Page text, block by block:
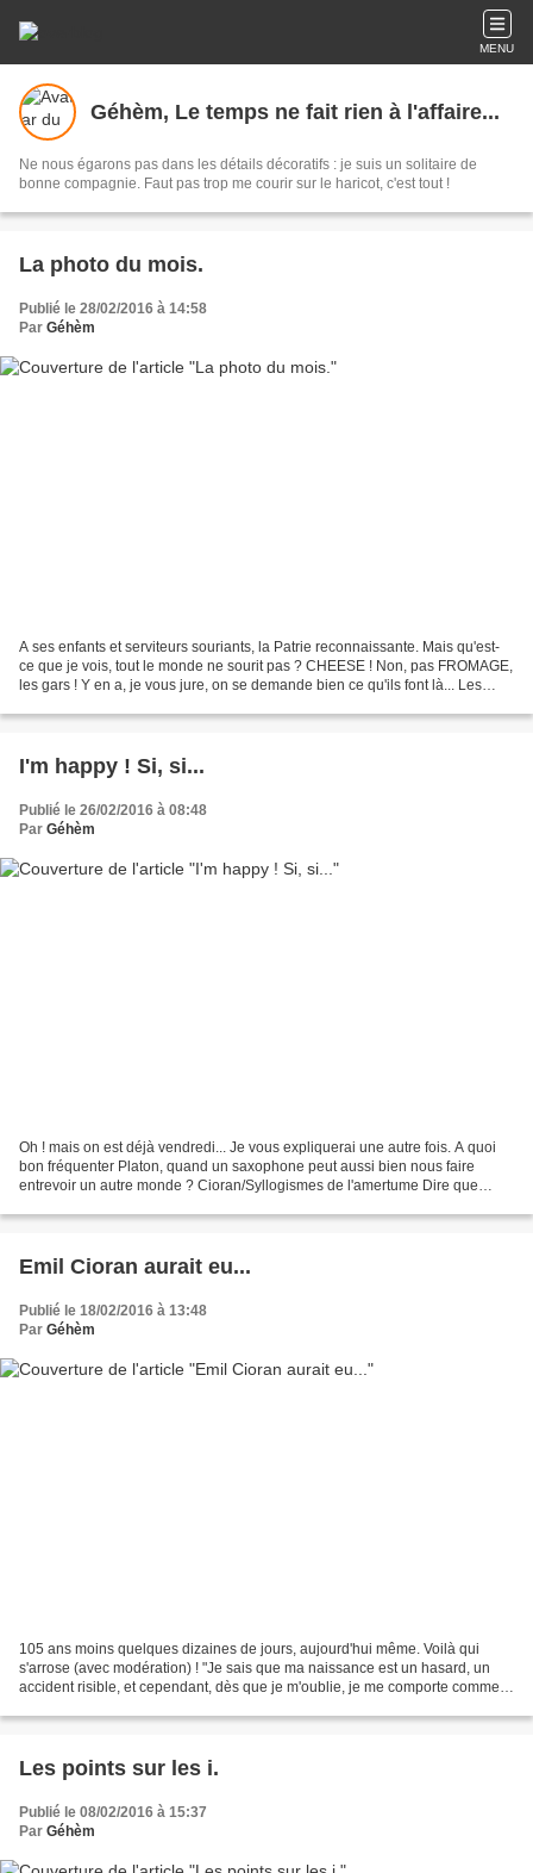
MENU
Géhèm, Le temps ne fait rien à l'affaire...
Ne nous égarons pas dans les détails décoratifs : je suis un solitaire de
bonne compagnie. Faut pas trop me courir sur le haricot, c'est tout !
La photo du mois.
Publié le 28/02/2016 à 14:58
Par Géhèm
A ses enfants et serviteurs souriants, la Patrie reconnaissante. Mais qu'est-
ce que je vois, tout le monde ne sourit pas ? CHEESE ! Non, pas FROMAGE,
les gars ! Y en a, je vous jure, on se demande bien ce qu'ils font là... Les
I'm happy ! Si, si...
Publié le 26/02/2016 à 08:48
Par Géhèm
Oh ! mais on est déjà vendredi... Je vous expliquerai une autre fois. A quoi
bon fréquenter Platon, quand un saxophone peut aussi bien nous faire
entrevoir un autre monde ? Cioran/Syllogismes de l'amertume Dire que
Emil Cioran aurait eu...
Publié le 18/02/2016 à 13:48
Par Géhèm
105 ans moins quelques dizaines de jours, aujourd'hui même. Voilà qui
s'arrose (avec modération) ! "Je sais que ma naissance est un hasard, un
accident risible, et cependant, dès que je m'oublie, je me comporte comme si
Les points sur les i.
Publié le 08/02/2016 à 15:37
Par Géhèm